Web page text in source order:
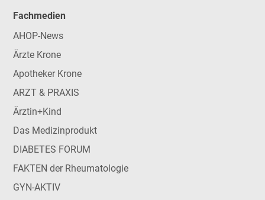
Fachmedien
AHOP-News
Ärzte Krone
Apotheker Krone
ARZT & PRAXIS
Ärztin+Kind
Das Medizinprodukt
DIABETES FORUM
FAKTEN der Rheumatologie
GYN-AKTIV